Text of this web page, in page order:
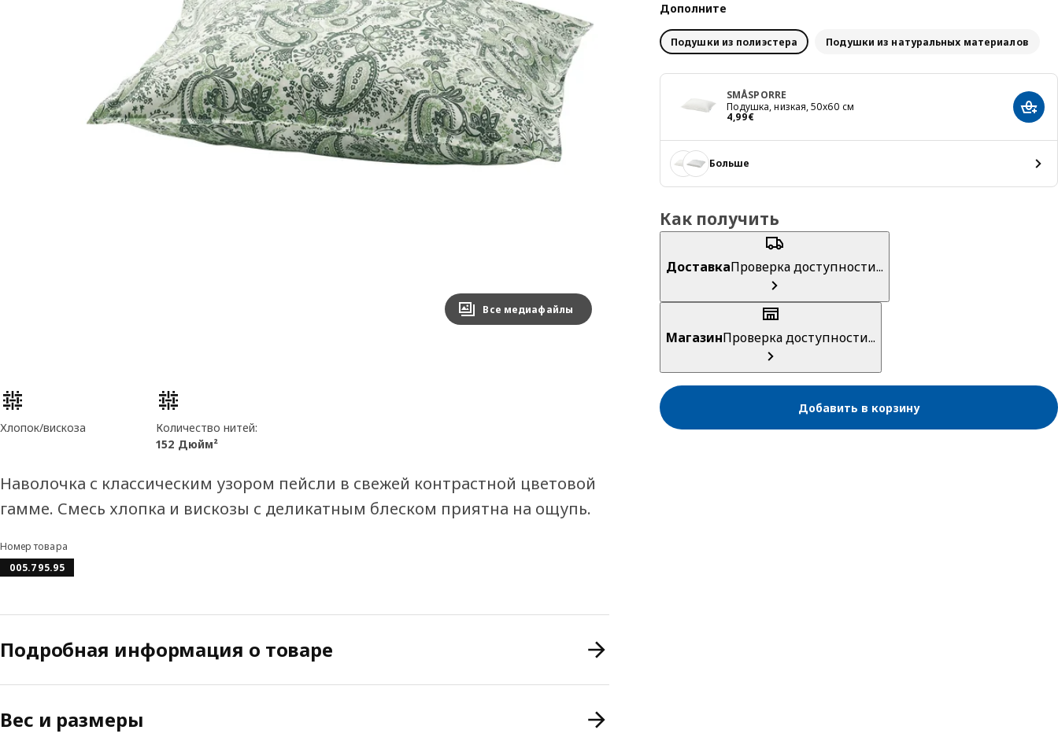
Image zoomed out, normal view
Все медиафайлы
Дополните
Подушки из полиэстера Подушки из натуральных материалов
SMÅSPORRE
Подушка, низкая, 50x60 см
4,99€
Цена 4,99€
Больше
Как получить
ДоставкаПроверка доступности...
МагазинПроверка доступности...
Добавить в корзину
Характеристики товара
Хлопок/вискоза
Количество нитей:
152 Дюйм²
Наволочка с классическим узором пейсли в свежей контрастной цветовой
гамме. Смесь хлопка и вискозы с деликатным блеском приятна на ощупь.
Номер товара
005.795.95
Подробная информация о товаре
Вес и размеры